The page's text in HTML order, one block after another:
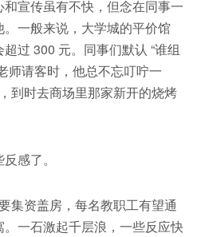
宣传虽有不快，但念在同事一
一般来说，大学城的平价馆
过 300 元。同事们默认 “谁组
师请客时，他总不忘叮咛一
到时去商场里那家新开的烧烤
感了。
集资盖房，每名教职工有望通
一石激起千层浪，一些反应快